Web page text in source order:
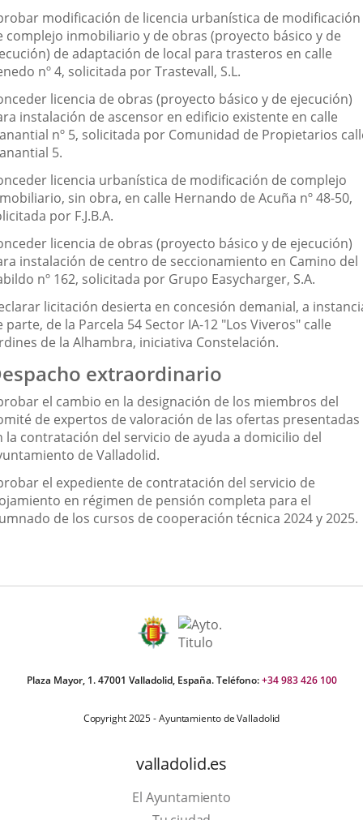
modificación de licencia urbanística de modificación
complejo inmobiliario y de obras (proyecto básico y de
de adaptación de local para trasteros en calle
nº 4, solicitada por Trastevall, S.L.
licencia de obras (proyecto básico y de ejecución)
instalación de ascensor en edificio existente en calle
nº 5, solicitada por Comunidad de Propietarios
5.
licencia urbanística de modificación de complejo
sin obra, en calle Hernando de Acuña nº 48-50,
por F.J.B.A.
licencia de obras (proyecto básico y de ejecución)
instalación de centro de seccionamiento en Camino del
nº 162, solicitada por Grupo Easycharger, S.A.
licitación desierta en concesión demanial, a
parte, de la Parcela 54 Sector IA-12 "Los Viveros" calle
de la Alhambra, iniciativa Constelación.
extraordinario
el cambio en la designación de los miembros del
de expertos de valoración de las ofertas presentadas
la contratación del servicio de ayuda a domicilio del
de Valladolid.
el expediente de contratación del servicio de
en régimen de pensión completa para el
de los cursos de cooperación técnica 2024 y 2025.
Plaza Mayor, 1. 47001 Valladolid, España. Teléfono:+34 983 426 100
Copyright 2025 - Ayuntamiento de Valladolid
valladolid.es
El Ayuntamiento